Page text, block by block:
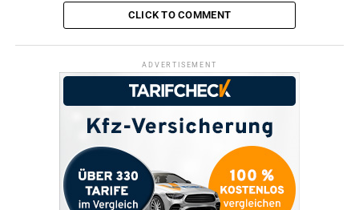
CLICK TO COMMENT
ADVERTISEMENT